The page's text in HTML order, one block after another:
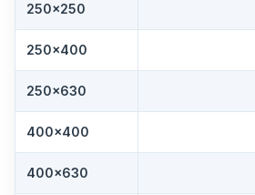
250×250
250×400
250×630
400×400
400×630